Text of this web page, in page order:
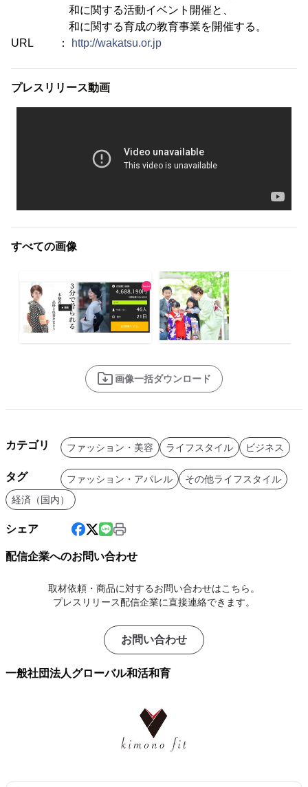
和に関する活動イベント開催と、
和に関する育成の教育事業を開催する。
URL ：
http://wakatsu.or.jp
プレスリリース動画
すべての画像
画像一括ダウンロード
カテゴリ ファッション・美容 ライフスタイル ビジネス
タグ ファッション・アパレル
その他ライフスタイル
経済（国内）
シェア
配信企業へのお問い合わせ
取材依頼・商品に対するお問い合わせはこちら。
プレスリリース配信企業に直接連絡できます。
お問い合わせ
一般社団法人グローバル和活和育